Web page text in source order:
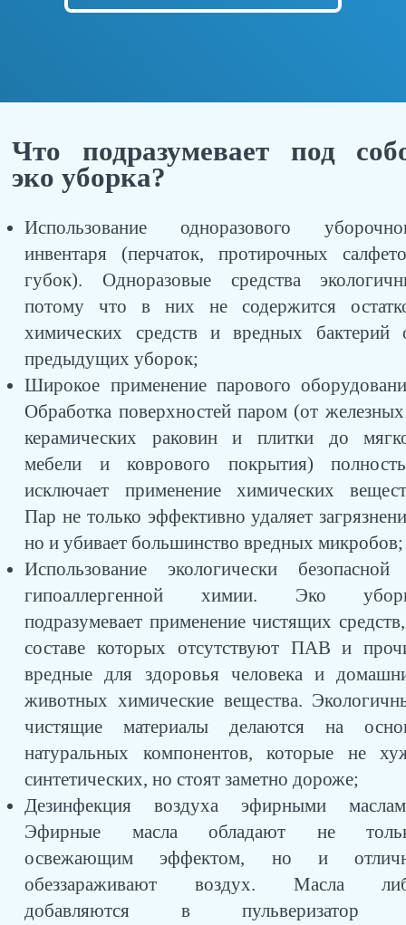
Что подразумевает под
эко уборка?
Использование одноразового
инвентаря (перчаток, протирочных
губок). Одноразовые средства
потому что в них не содержится
химических средств и вредных бактерий
предыдущих уборок;
Широкое применение парового
Обработка поверхностей паром (от
керамических раковин и плитки до
мебели и коврового покрытия)
исключает применение химических
Пар не только эффективно удаляет
но и убивает большинство вредных микробов;
Использование экологически
гипоаллергенной химии. Эко
подразумевает применение чистящих
составе которых отсутствуют ПАВ и
вредные для здоровья человека и
животных химические вещества.
чистящие материалы делаются на
натуральных компонентов, которые не
синтетических, но стоят заметно дороже;
Дезинфекция воздуха эфирными
Эфирные масла обладают не
освежающим эффектом, но и
обеззараживают воздух. Масла
добавляются в пульверизатор